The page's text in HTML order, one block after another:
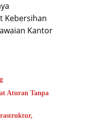
Kebersihan
Kantor
Aturan Tanpa